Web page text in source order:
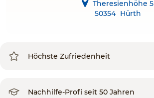
Theresienhöhe 5
50354 Hürth
Höchste Zufriedenheit
Nachhilfe-Profi seit 50 Jahren